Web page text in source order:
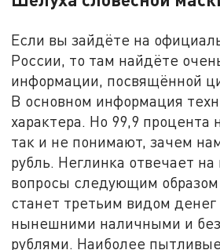
Если вы зайдёте на
России, то там найдёте
информации, посвящённой
В основном информация
характера. Но 99,9 процента
так и не понимают, зачем
рубль. Неглинка отвечает
вопросы следующим
станет третьим видом денег
нынешними наличными и
рублями. Наиболее